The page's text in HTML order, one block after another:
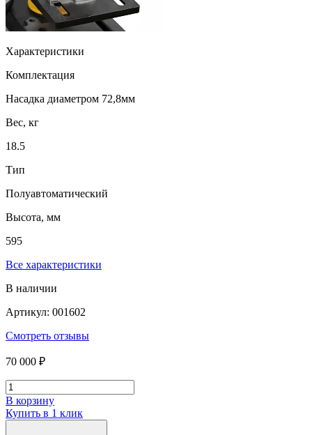
Характеристики
Комплектация
Насадка диаметром 72,8мм
Вес, кг
18.5
Тип
Полуавтоматический
Высота, мм
595
Все характеристики
В наличии
Артикул: 001602
Смотреть отзывы
70 000 ₽
В корзину
Купить в 1 клик